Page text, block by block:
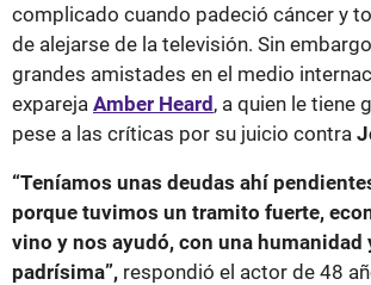
complicado cuando padeció cáncer y
de alejarse de la televisión. Sin
grandes amistades en el medio
expareja Amber Heard, a quien le tiene
pese a las críticas por su juicio contra
“Teníamos unas deudas ahí
porque tuvimos un tramito fuerte,
vino y nos ayudó, con una humanidad
padrísima”, respondió el actor de 48